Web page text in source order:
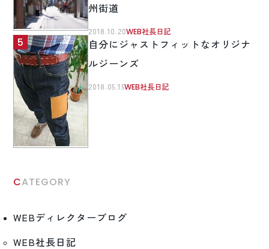
州街道
2018.10.20WEB社長日記
自分にジャストフィットなオリジナ
ルジーンズ
2018.05.15WEB社長日記
CATEGORY
WEBディレクターブログ
WEB社長日記